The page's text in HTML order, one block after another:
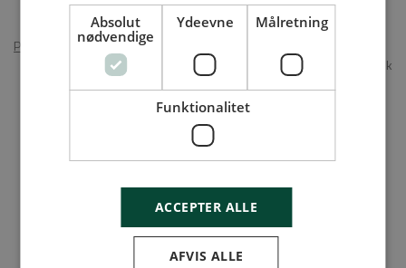
Persondatapolitik•Annoncér på Gymnasiejob
© 2026 Gymnasiejob.dk
Absolut
nødvendige
Ydeevne Målretning
Funktionalitet
ACCEPTER ALLE
AFVIS ALLE